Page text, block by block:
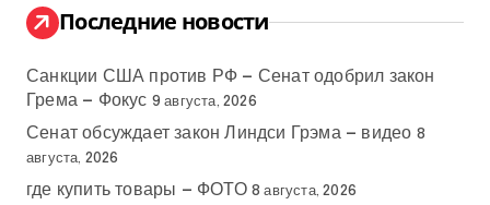
:
Последние новости
Санкции США против РФ — Сенат одобрил закон
Грема — Фокус 9 августа, 2026
Сенат обсуждает закон Линдси Грэма — видео 8
августа, 2026
где купить товары — ФОТО 8 августа, 2026